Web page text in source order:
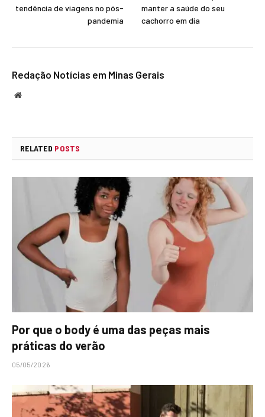
tendência de viagens no pós-
pandemia
manter a saúde do seu
cachorro em dia
Redação Notícias em Minas Gerais
Website
RELATED POSTS
Por que o body é uma das peças mais
práticas do verão
05/05/2026